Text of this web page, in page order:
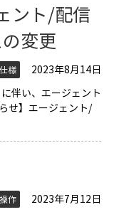
ント/配信
変更
様
2023年8月14日
伴い、エージェント
せ】エージェント/
作
2023年7月12日